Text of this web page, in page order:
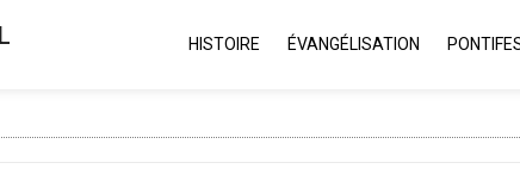
HISTOIRE ÉVANGÉLISATION